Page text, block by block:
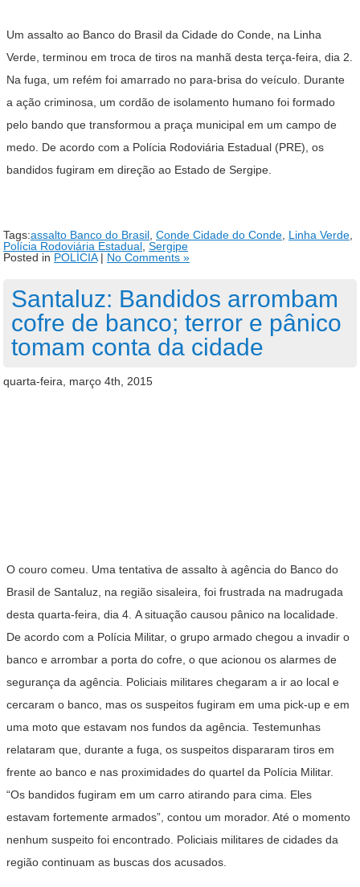
Um assalto ao Banco do Brasil da Cidade do Conde, na Linha
Verde, terminou em troca de tiros na manhã desta terça-feira, dia 2.
Na fuga, um refém foi amarrado no para-brisa do veículo. Durante
a ação criminosa, um cordão de isolamento humano foi formado
pelo bando que transformou a praça municipal em um campo de
medo. De acordo com a Polícia Rodoviária Estadual (PRE), os
bandidos fugiram em direção ao Estado de Sergipe.
Tags:assalto Banco do Brasil, Conde Cidade do Conde, Linha Verde,
Polícia Rodoviária Estadual, Sergipe
Posted in POLÍCIA| No Comments »
Santaluz: Bandidos arrombam
cofre de banco; terror e pânico
tomam conta da cidade
quarta-feira, março 4th, 2015
O couro comeu. Uma tentativa de assalto à agência do Banco do
Brasil de Santaluz, na região sisaleira, foi frustrada na madrugada
desta quarta-feira, dia 4. A situação causou pânico na localidade.
De acordo com a Polícia Militar, o grupo armado chegou a invadir o
banco e arrombar a porta do cofre, o que acionou os alarmes de
segurança da agência. Policiais militares chegaram a ir ao local e
cercaram o banco, mas os suspeitos fugiram em uma pick-up e em
uma moto que estavam nos fundos da agência. Testemunhas
relataram que, durante a fuga, os suspeitos dispararam tiros em
frente ao banco e nas proximidades do quartel da Polícia Militar.
“Os bandidos fugiram em um carro atirando para cima. Eles
estavam fortemente armados”, contou um morador. Até o momento
nenhum suspeito foi encontrado. Policiais militares de cidades da
região continuam as buscas dos acusados.